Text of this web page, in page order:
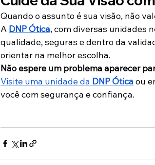
Quando o assunto é sua visão, não
A DNP Ótica, com diversas unidades
qualidade, seguras e dentro da
orientar na melhor escolha.
Não espere um problema aparecer
Visite uma unidade da DNP Ótica ou
você com segurança e confiança.